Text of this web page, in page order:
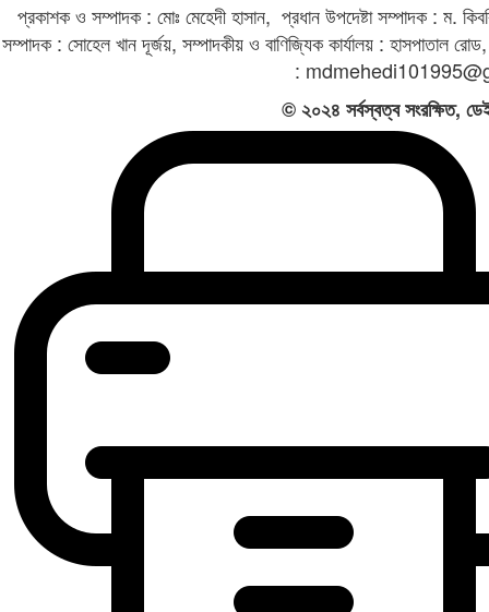
প্রকাশক ও সম্পাদক : মোঃ মেহেদী হাসান, প্রধান উপদেষ্টা সম্পাদক : ম.
সম্পাদক : সোহেল খান দূর্জয়, সম্পাদকীয় ও বাণিজ্যিক কার্যালয় :
:
© ২০২৪ সর্বস্বত্ব সংরক্ষিত,